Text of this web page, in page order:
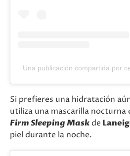
Una publicación compartida por
Si prefieres una hidratación
utiliza una mascarilla nocturna
Firm Sleeping Mask de
piel durante la noche.